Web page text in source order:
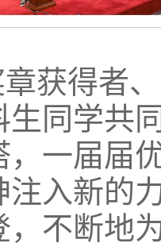
获得者
生同学共
，一届届
注入新的
，不断地